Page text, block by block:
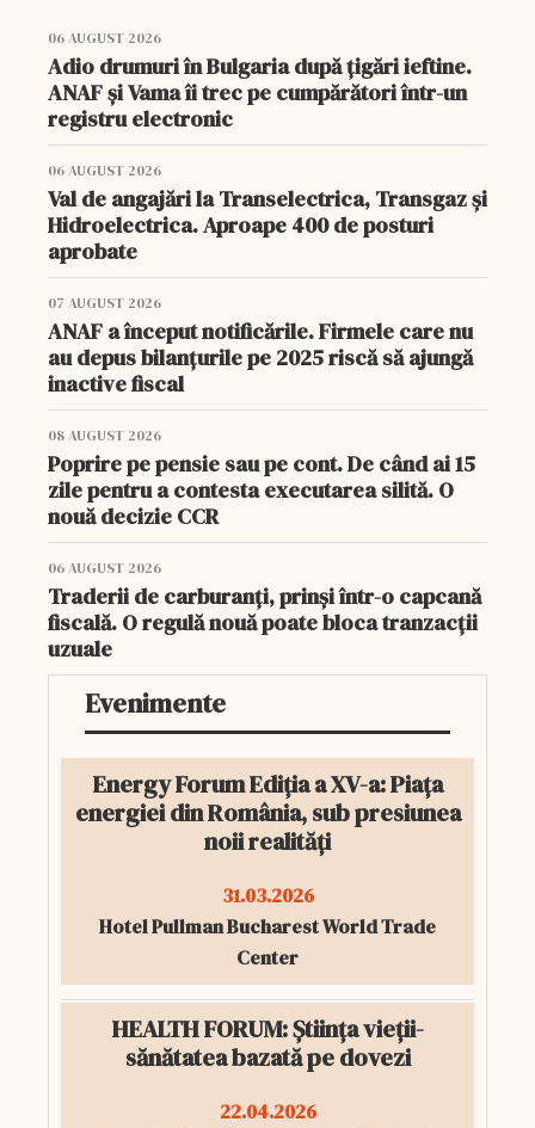
06 AUGUST 2026
Adio drumuri în Bulgaria după țigări ieftine.
ANAF și Vama îi trec pe cumpărători într-un
registru electronic
06 AUGUST 2026
Val de angajări la Transelectrica, Transgaz și
Hidroelectrica. Aproape 400 de posturi
aprobate
07 AUGUST 2026
ANAF a început notificările. Firmele care nu
au depus bilanțurile pe 2025 riscă să ajungă
inactive fiscal
08 AUGUST 2026
Poprire pe pensie sau pe cont. De când ai 15
zile pentru a contesta executarea silită. O
nouă decizie CCR
06 AUGUST 2026
Traderii de carburanți, prinși într-o capcană
fiscală. O regulă nouă poate bloca tranzacții
uzuale
Evenimente
Energy Forum Ediția a XV-a: Piața
energiei din România, sub presiunea
noii realități
31.03.2026
Hotel Pullman Bucharest World Trade
Center
HEALTH FORUM: Știința vieții-
sănătatea bazată pe dovezi
22.04.2026